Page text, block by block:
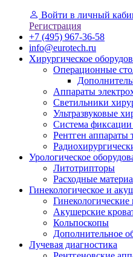
Войти в личный
Регистрация
+7 (495) 967-36-58
info@eurotech.ru
Хирургическое
Операционные
Аппараты
Светильники
Ультразвуковые
Система
Рентген аппараты
Урологическое
Литотрипторы
Расходные
Гинекологическое и
Гинекологические
Акушерские
Кольпоскопы
Дополнительное
Лучевая диагностика